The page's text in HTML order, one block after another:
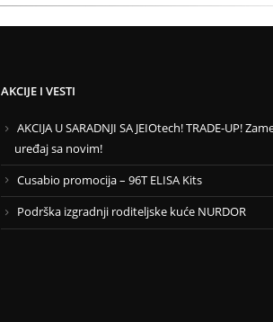
AKCIJE I VESTI
AKCIJA U SARADNJI SA JEIOtech! TRADE-UP!
uređaj sa novim!
Cusabio promocija – 96T ELISA Kits
Podrška izgradnji roditeljske kuće NURDOR